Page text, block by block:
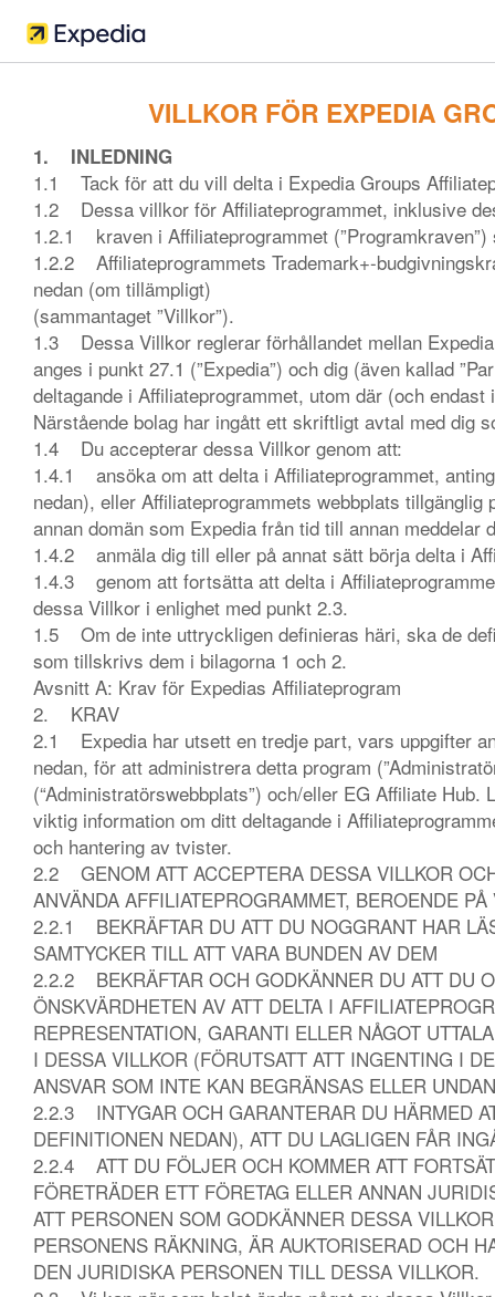
VILLKOR FÖR EXPEDIA
1. INLEDNING
1.1 Tack för att du vill delta i Expedia Groups
1.2 Dessa villkor för Affiliateprogrammet, inklusive
1.2.1 kraven i Affiliateprogrammet
1.2.2 Affiliateprogrammets Trademark+-
nedan (om tillämpligt)
(sammantaget ”Villkor”).
1.3 Dessa Villkor reglerar förhållandet mellan
anges i punkt 27.1 (”Expedia”) och dig (även kallad
deltagande i Affiliateprogrammet, utom där (och
Närstående bolag har ingått ett skriftligt avtal med dig
1.4 Du accepterar dessa Villkor genom att:
1.4.1 ansöka om att delta i Affiliateprogrammet,
nedan), eller Affiliateprogrammets webbplats
annan domän som Expedia från tid till annan meddelar
1.4.2 anmäla dig till eller på annat sätt börja delta i
1.4.3 genom att fortsätta att delta i
dessa Villkor i enlighet med punkt 2.3.
1.5 Om de inte uttryckligen definieras häri, ska de
som tillskrivs dem i bilagorna 1 och 2.
Avsnitt A: Krav för Expedias Affiliateprogram
2. KRAV
2.1 Expedia har utsett en tredje part, vars uppgifter
nedan, för att administrera detta program
(“Administratörswebbplats”) och/eller EG Affiliate
viktig information om ditt deltagande i
och hantering av tvister.
2.2 GENOM ATT ACCEPTERA DESSA VILLKOR
ANVÄNDA AFFILIATEPROGRAMMET, BEROENDE
2.2.1 BEKRÄFTAR DU ATT DU NOGGRANT HAR
SAMTYCKER TILL ATT VARA BUNDEN AV DEM
2.2.2 BEKRÄFTAR OCH GODKÄNNER DU ATT DU
ÖNSKVÄRDHETEN AV ATT DELTA I
REPRESENTATION, GARANTI ELLER NÅGOT
I DESSA VILLKOR (FÖRUTSATT ATT INGENTING I
ANSVAR SOM INTE KAN BEGRÄNSAS ELLER
2.2.3 INTYGAR OCH GARANTERAR DU HÄRMED
DEFINITIONEN NEDAN), ATT DU LAGLIGEN FÅR
2.2.4 ATT DU FÖLJER OCH KOMMER ATT
FÖRETRÄDER ETT FÖRETAG ELLER ANNAN
ATT PERSONEN SOM GODKÄNNER DESSA
PERSONENS RÄKNING, ÄR AUKTORISERAD OCH
DEN JURIDISKA PERSONEN TILL DESSA VILLKOR.